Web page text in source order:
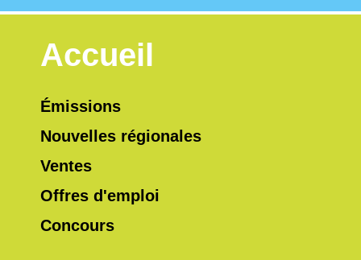
Accueil
Émissions
Nouvelles régionales
Ventes
Offres d'emploi
Concours